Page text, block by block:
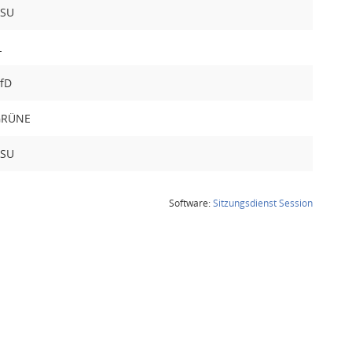
Software:SitzungsdienstSession(Wird in